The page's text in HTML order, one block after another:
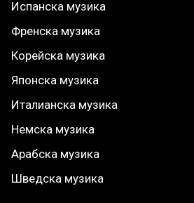
Испанска музика
Френска музика
Корейска музика
Японска музика
Италианска музика
Немска музика
Арабска музика
Шведска музика